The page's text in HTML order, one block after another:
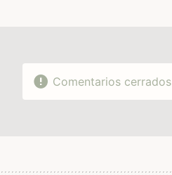
Comentarios cerrados